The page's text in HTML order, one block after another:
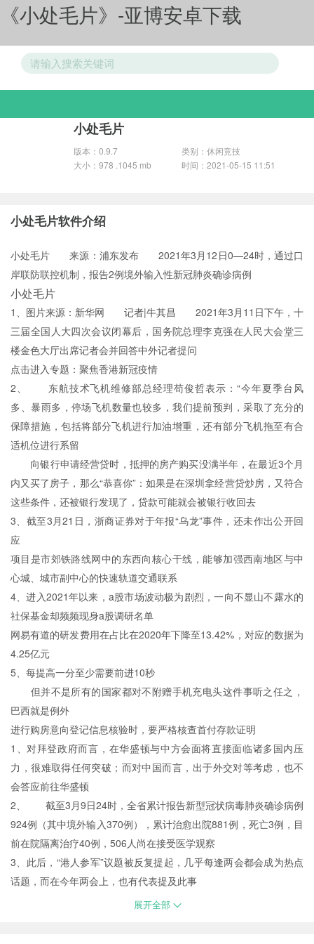
《小处毛片》-亚博安卓下载
小处毛片
版本：0.9.7
类别：休闲竞技
大小：978 .1045 mb
时间：2021-05-15 11:51
小处毛片软件介绍
小处毛片 来源：浦东发布 2021年3月12日0—24时，通过口
岸联防联控机制，报告2例境外输入性新冠肺炎确诊病例
小处毛片
1、图片来源：新华网 记者|牛其昌 2021年3月11日下午，十
三届全国人大四次会议闭幕后，国务院总理李克强在人民大会堂三
楼金色大厅出席记者会并回答中外记者提问
点击进入专题：聚焦香港新冠疫情
2、 东航技术飞机维修部总经理苟俊哲表示：“今年夏季台风
多、暴雨多，停场飞机数量也较多，我们提前预判，采取了充分的
保障措施，包括将部分飞机进行加油增重，还有部分飞机拖至有合
适机位进行系留
向银行申请经营贷时，抵押的房产购买没满半年，在最近3个月
内又买了房子，那么“恭喜你”：如果是在深圳拿经营贷炒房，又符合
这些条件，还被银行发现了，贷款可能就会被银行收回去
3、截至3月21日，浙商证券对于年报“乌龙”事件，还未作出公开回
应
项目是市郊铁路线网中的东西向核心干线，能够加强西南地区与中
心城、城市副中心的快速轨道交通联系
4、进入2021年以来，a股市场波动极为剧烈，一向不显山不露水的
社保基金却频频现身a股调研名单
网易有道的研发费用在占比在2020年下降至13.42%，对应的数据为
4.25亿元
5、每提高一分至少需要前进10秒
但并不是所有的国家都对不附赠手机充电头这件事听之任之，
巴西就是例外
进行购房意向登记信息核验时，要严格核查首付存款证明
1、对拜登政府而言，在华盛顿与中方会面将直接面临诸多国内压
力，很难取得任何突破；而对中国而言，出于外交对等考虑，也不
会答应前往华盛顿
2、 截至3月9日24时，全省累计报告新型冠状病毒肺炎确诊病例
924例（其中境外输入370例），累计治愈出院881例，死亡3例，目
前在院隔离治疗40例，506人尚在接受医学观察
3、此后，“港人参军”议题被反复提起，几乎每逢两会都会成为热点
话题，而在今年两会上，也有代表提及此事
展开全部